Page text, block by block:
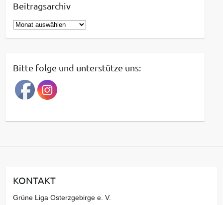
Beitragsarchiv
B
e
r
a
g
a
v
Bitte folge und unterstütze uns:
KONTAKT
Grüne Liga Osterzgebirge e. V.